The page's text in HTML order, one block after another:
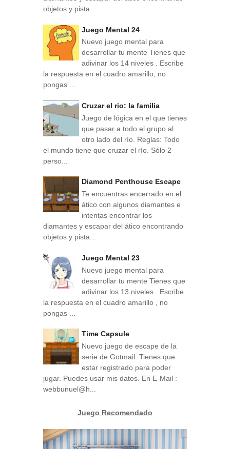
objetos y pista...
Juego Mental 24
Nuevo juego mental para
desarrollar tu mente Tienes que
adivinar los 14 niveles . Escribe
la respuesta en el cuadro amarillo, no
pongas ...
Cruzar el rio: la familia
Juego de lógica en el que tienes
que pasar a todo el grupo al
otro lado del río. Reglas: Todo
el mundo tiene que cruzar el río. Sólo 2
perso...
Diamond Penthouse Escape
Te encuentras encerrado en el
ático con algunos diamantes e
intentas encontrar los
diamantes y escapar del ático encontrando
objetos y pista...
Juego Mental 23
Nuevo juego mental para
desarrollar tu mente Tienes que
adivinar los 13 niveles . Escribe
la respuesta en el cuadro amarillo , no
pongas ...
Time Capsule
Nuevo juego de escape de la
serie de Gotmail. Tienes que
estar registrado para poder
jugar. Puedes usar mis datos. En E-Mail :
webbunuel@h...
Juego Recomendado